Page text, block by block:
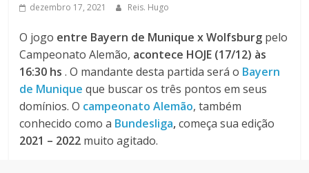
dezembro 17, 2021 Reis. Hugo
O jogo entre Bayern de Munique x Wolfsburg pelo
Campeonato Alemão, acontece HOJE (17/12) às
16:30 hs . O mandante desta partida será o Bayern
de Muniqueque buscar os três pontos em seus
domínios. O campeonato Alemão, também
conhecido como a Bundesliga,começa sua edição
2021 – 2022 muito agitado.